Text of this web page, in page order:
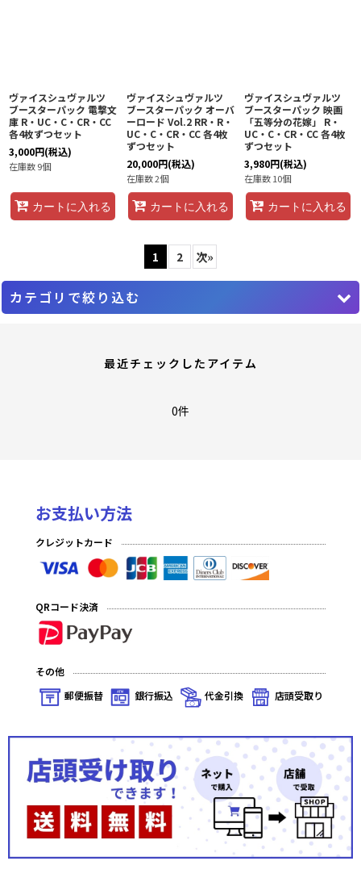
ヴァイスシュヴァルツ
ブースターパック 電撃文
庫 R・UC・C・CR・CC
各4枚ずつセット
3,000円(税込)
在庫数 9個
カートに入れる
ヴァイスシュヴァルツ
ブースターパック オーバ
ーロード Vol.2 RR・R・
UC・C・CR・CC 各4枚
ずつセット
20,000円(税込)
在庫数 2個
カートに入れる
ヴァイスシュヴァルツ
ブースターパック 映画
「五等分の花嫁」 R・
UC・C・CR・CC 各4枚
ずつセット
3,980円(税込)
在庫数 10個
カートに入れる
1 2 次»
カテゴリで絞り込む
ドラゴンボールスーパーカードゲーム フュージョンワールド
ヴァンガード
WIXOSS
ブロッコリートレカアイテムくじSP
Lycee OVERTURE
ファイアーエムブレムO (サイファ)
バディファイト
最近チェックしたアイテム
0件
お支払い方法
クレジットカード
QRコード決済
その他
郵便振替
銀行振込 代金引換 店頭受取り